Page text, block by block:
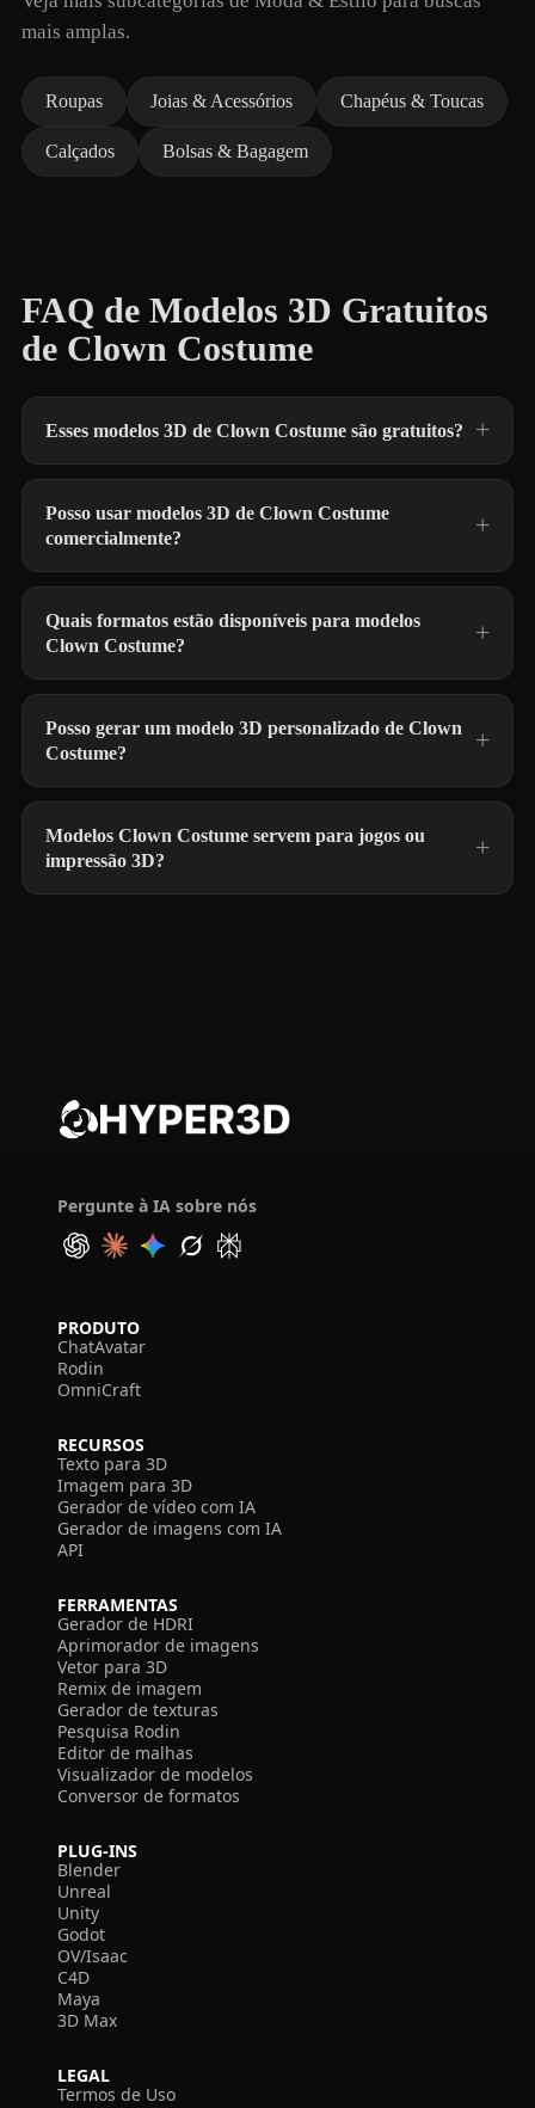
mais amplas.
Roupas Joias & Acessórios Chapéus & Toucas
Calçados Bolsas & Bagagem
FAQ de Modelos 3D Gratuitos
de Clown Costume
Esses modelos 3D de Clown Costume são gratuitos?
Posso usar modelos 3D de Clown Costume
comercialmente?
Quais formatos estão disponíveis para modelos
Clown Costume?
Posso gerar um modelo 3D personalizado de Clown
Costume?
Modelos Clown Costume servem para jogos ou
impressão 3D?
Pergunte à IA sobre nós
PRODUTO
ChatAvatar
Rodin
OmniCraft
RECURSOS
Texto para 3D
Imagem para 3D
Gerador de vídeo com IA
Gerador de imagens com IA
API
FERRAMENTAS
Gerador de HDRI
Aprimorador de imagens
Vetor para 3D
Remix de imagem
Gerador de texturas
Pesquisa Rodin
Editor de malhas
Visualizador de modelos
Conversor de formatos
PLUG-INS
Blender
Unreal
Unity
Godot
OV/Isaac
C4D
Maya
3D Max
LEGAL
Termos de Uso